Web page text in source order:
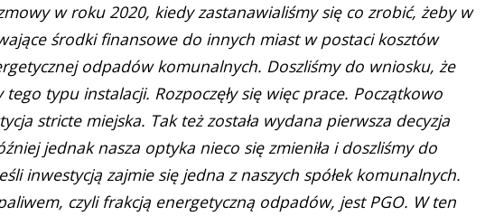
w roku 2020, kiedy zastanawialiśmy się co zrobić, żeby w
środki finansowe do innych miast w postaci kosztów
odpadów komunalnych. Doszliśmy do wniosku, że
typu instalacji. Rozpoczęły się więc prace. Początkowo
stricte miejska. Tak też została wydana pierwsza decyzja
jednak nasza optyka nieco się zmieniła i doszliśmy do
inwestycją zajmie się jedna z naszych spółek komunalnych.
czyli frakcją energetyczną odpadów, jest PGO. W ten